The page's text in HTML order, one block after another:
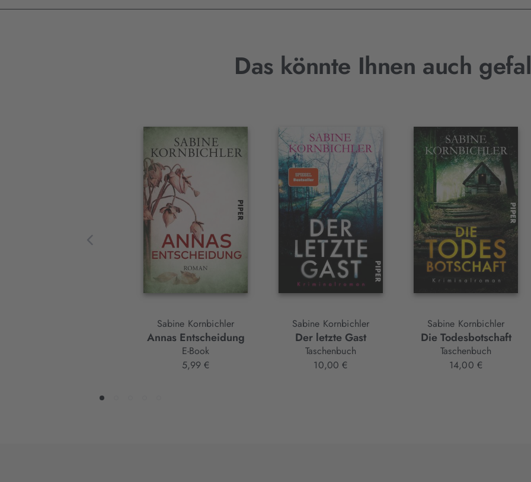
Das könnte Ihnen auch
Interaktives
Slider-
Element
Sabine Kornbichler
Annas Entscheidung
E-Book
5,99 €
Sabine Kornbichler
Der letzte Gast
Taschenbuch
10,00 €
Sabine Kornbichler
Die Todesbotschaft
Taschenbuch
14,00 €